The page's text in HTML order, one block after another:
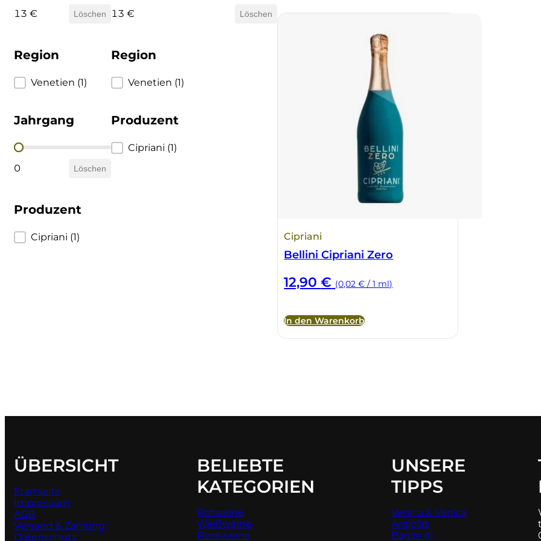
13 € Löschen
Region
Region
Venetien (1)
Jahrgang
Jahrgang
0 Löschen
Produzent
Produzent
Cipriani (1)
13 € Löschen
Region
Region
Venetien (1)
Produzent
Produzent
Cipriani (1)
Cipriani
Bellini Cipriani Zero
12,90€ (0,02 € / 1 ml)
In den Warenkorb
ÜBERSICHT
Startseite
Impressum
AGB
Versand & Zahlung
Datenschutz
BELIEBTE
KATEGORIEN
Rotweine
Weißweine
Roséweine
UNSERE
TIPPS
Venica & Venica
Argiolas
Baglio di
Ulta
Venetien